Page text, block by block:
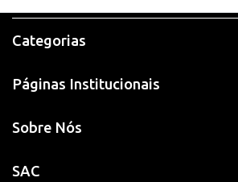
Categorias
Páginas Institucionais
Sobre Nós
SAC